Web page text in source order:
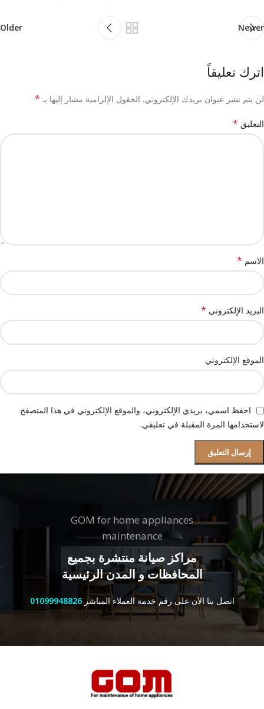
Newer
Older
اترك تعليقاً
لن يتم نشر عنوان بريدك الإلكتروني. الحقول الإلزامية مشار إليها بـ *
التعليق *
الاسم *
البريد الإلكتروني *
الموقع الإلكتروني
احفظ اسمي، بريدي الإلكتروني، والموقع الإلكتروني في هذا المتصفح
لاستخدامها المرة المقبلة في تعليقي.
GOM for home appliances
maintenance
مراكز صيانة منتشرة بجميع
المحافظات و المدن الرئيسية
اتصل بنا الآن على رقم خدمة العملاء المباشر 01099948826